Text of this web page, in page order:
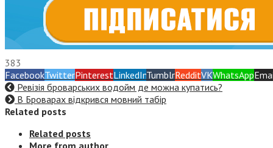
383
FacebookTwitterPinterestLinkedInTumblrRedditVKWhatsApp
Ревізія броварських водойм де можна купатись?
В Броварах відкрився мовний табір
Related posts
Related posts